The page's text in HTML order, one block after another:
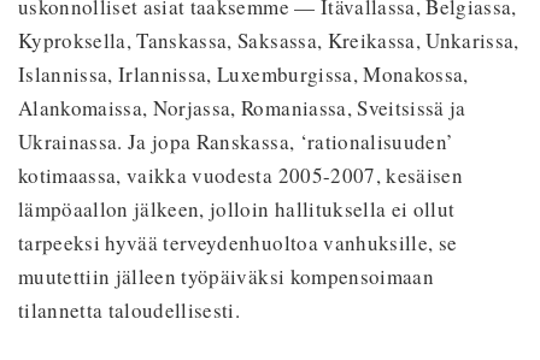
uskonnolliset asiat taaksemme — Itävallassa, Belgiassa,
Kyproksella, Tanskassa, Saksassa, Kreikassa, Unkarissa,
Islannissa, Irlannissa, Luxemburgissa, Monakossa,
Alankomaissa, Norjassa, Romaniassa, Sveitsissä ja
Ukrainassa. Ja jopa Ranskassa, ‘rationalisuuden’
kotimaassa, vaikka vuodesta 2005-2007, kesäisen
lämpöaallon jälkeen, jolloin hallituksella ei ollut
tarpeeksi hyvää terveydenhuoltoa vanhuksille, se
muutettiin jälleen työpäiväksi kompensoimaan
tilannetta taloudellisesti.